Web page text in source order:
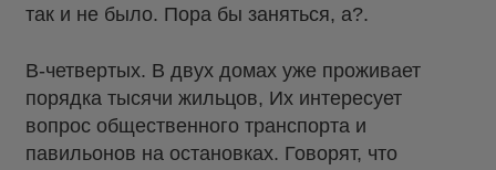
так и не было. Пора бы заняться, а?.
В-четвертых. В двух домах уже проживает
порядка тысячи жильцов, Их интересует
вопрос общественного транспорта и
павильонов на остановках. Говорят, что